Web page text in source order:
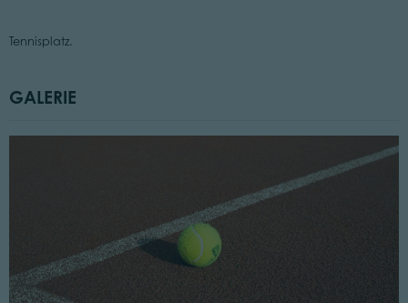
Tennisplatz.
GALERIE